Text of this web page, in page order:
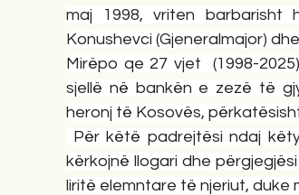
maj 1998, vriten barbarisht
Konushevci (Gjeneralmajor)
Mirëpo qe 27 vjet  (1998-
sjellë në bankën e zezë të
heronj të Kosovës,
Për këtë padrejtësi ndaj
kërkojnë llogari dhe
liritë elemntare të njeriut, duke